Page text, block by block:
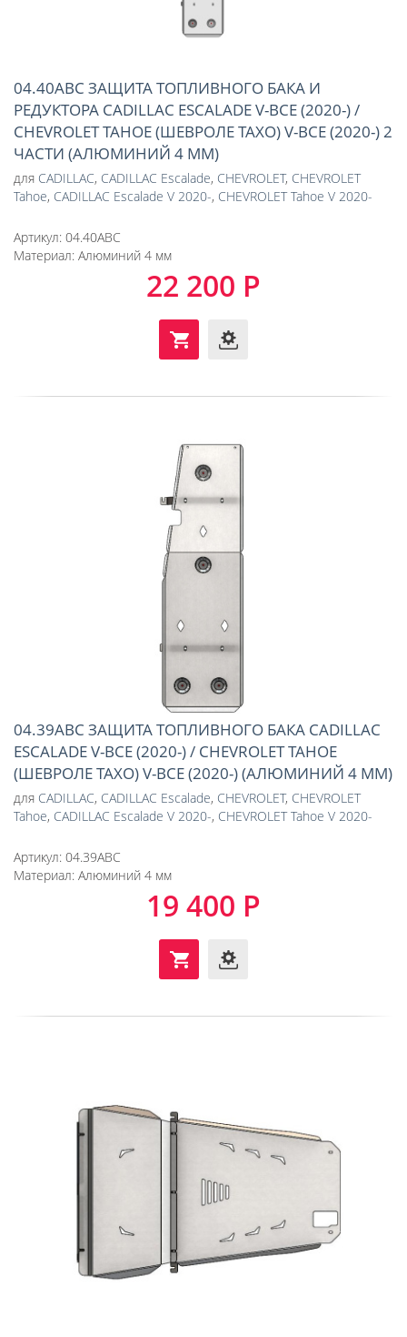
04.40ABC ЗАЩИТА ТОПЛИВНОГО БАКА И
РЕДУКТОРА CADILLAC ESCALADE V-ВСЕ (2020-) /
CHEVROLET TAHOE (ШЕВРОЛЕ ТАХО) V-ВСЕ (2020-) 2
ЧАСТИ (АЛЮМИНИЙ 4 ММ)
для CADILLAC, CADILLAC Escalade, CHEVROLET, CHEVROLET
Tahoe, CADILLAC Escalade V 2020-, CHEVROLET Tahoe V 2020-
Артикул: 04.40ABC
Материал: Алюминий 4 мм
22 200 Р
04.39ABC ЗАЩИТА ТОПЛИВНОГО БАКА CADILLAC
ESCALADE V-ВСЕ (2020-) / CHEVROLET TAHOE
(ШЕВРОЛЕ ТАХО) V-ВСЕ (2020-) (АЛЮМИНИЙ 4 ММ)
для CADILLAC, CADILLAC Escalade, CHEVROLET, CHEVROLET
Tahoe, CADILLAC Escalade V 2020-, CHEVROLET Tahoe V 2020-
Артикул: 04.39ABC
Материал: Алюминий 4 мм
19 400 Р